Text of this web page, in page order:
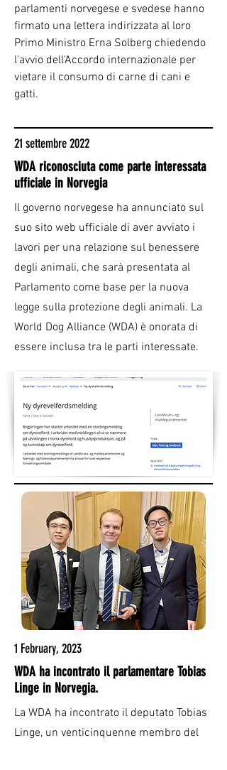
parlamenti norvegese e svedese hanno
firmato una lettera indirizzata al loro
Primo Ministro Erna Solberg chiedendo
l'avvio dell'Accordo internazionale per
vietare il consumo di carne di cani e
gatti.
21 settembre 2022
WDA riconosciuta come parte interessata
ufficiale in Norvegia
Il governo norvegese ha annunciato sul
suo sito web ufficiale di aver avviato i
lavori per una relazione sul benessere
degli animali, che sarà presentata al
Parlamento come base per la nuova
legge sulla protezione degli animali. La
World Dog Alliance (WDA) è onorata di
essere inclusa tra le parti interessate.
1 February, 2023
WDA ha incontrato il parlamentare Tobias
Linge in Norvegia.
La WDA ha incontrato il deputato Tobias
Linge, un venticinquenne membro del